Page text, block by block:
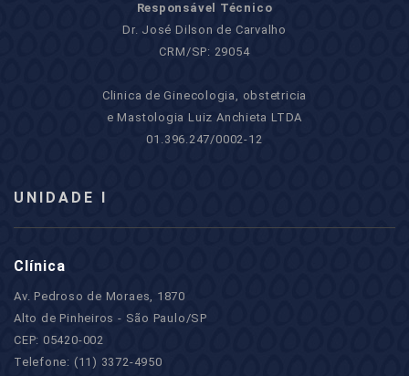
Responsável Técnico
Dr. José Dilson de Carvalho
CRM/SP: 29054
Clinica de Ginecologia, obstetricia
e Mastologia Luiz Anchieta LTDA
01.396.247/0002-12
UNIDADE I
Clínica
Av. Pedroso de Moraes, 1870
Alto de Pinheiros - São Paulo/SP
CEP: 05420-002
Telefone: (11) 3372-4950